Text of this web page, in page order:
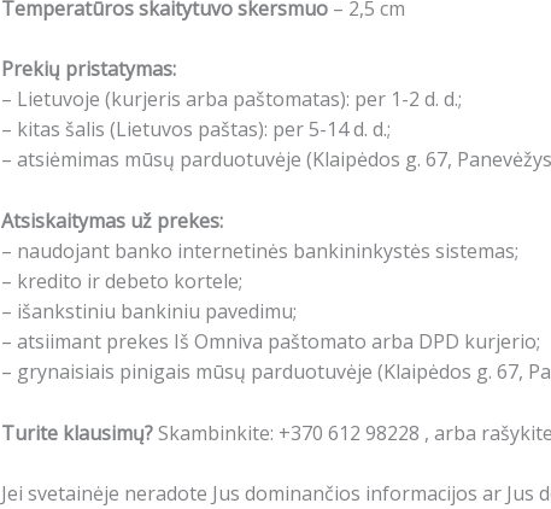
Temperatūros skaitytuvo skersmuo – 2,5 cm
Prekių pristatymas:
– Lietuvoje (kurjeris arba paštomatas): per 1-2 d. d.;
– kitas šalis (Lietuvos paštas): per 5-14 d. d.;
– atsiėmimas mūsų parduotuvėje (Klaipėdos g. 67,
Atsiskaitymas už prekes:
– naudojant banko internetinės bankininkystės sistemas;
– kredito ir debeto kortele;
– išankstiniu bankiniu pavedimu;
– atsiimant prekes Iš Omniva paštomato arba DPD kurjerio;
– grynaisiais pinigais mūsų parduotuvėje (Klaipėdos g. 67,
Turite klausimų?Skambinkite: +370 612 98228 , arba
Jei svetainėje neradote Jus dominančios informacijos ar Jus